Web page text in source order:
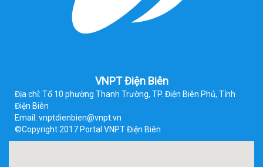
VNPT Điện Biên
Địa chỉ: Tổ 10 phường Thanh Trường, TP. Điện Biên Phủ, Tỉnh
Điện Biên
Email: vnptdienbien@vnpt.vn
©Copyright 2017 Portal VNPT Điện Biên